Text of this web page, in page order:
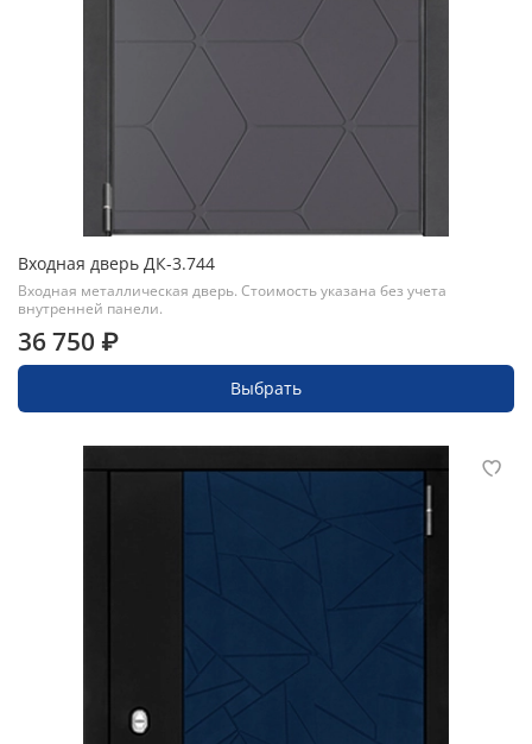
Входная дверь ДК-3.744
Входная металлическая дверь. Стоимость указана без учета
внутренней панели.
36 750 ₽
Выбрать